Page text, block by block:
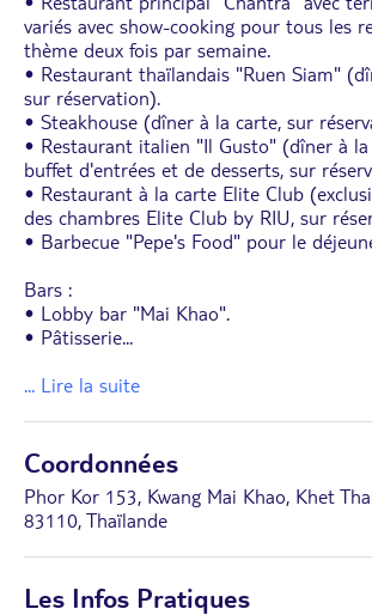
variés avec show-cooking pour tous les
thème deux fois par semaine.
• Restaurant thaïlandais "Ruen Siam"
sur réservation).
• Steakhouse (dîner à la carte, sur
• Restaurant italien "Il Gusto" (dîner à la
buffet d'entrées et de desserts, sur
• Restaurant à la carte Elite Club
des chambres Elite Club by RIU, sur
• Barbecue "Pepe's Food" pour le
Bars :
• Lobby bar "Mai Khao".
• Pâtisserie...
... Lire la suite
Coordonnées
Phor Kor 153, Kwang Mai Khao, Khet
83110, Thaïlande
Les Infos Pratiques